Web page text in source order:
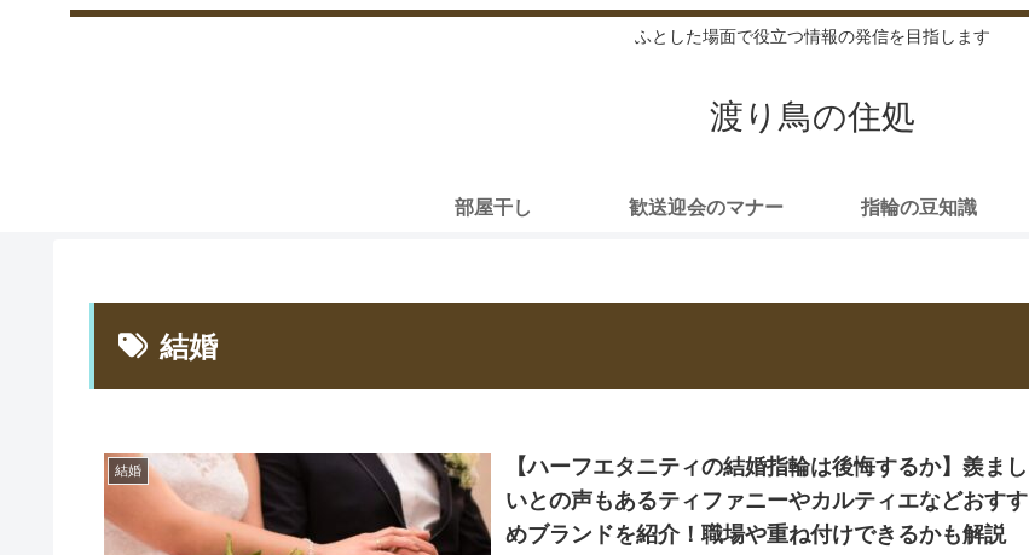
ふとした場面で役立つ情報の発信を目指します
渡り鳥の住処
部屋干し 歓送迎会のマナー 指輪の豆知識
結婚
結婚
【ハーフエタニティの結婚指輪は後悔するか】羨まし
いとの声もあるティファニーやカルティエなどおすす
めブランドを紹介！職場や重ね付けできるかも解説